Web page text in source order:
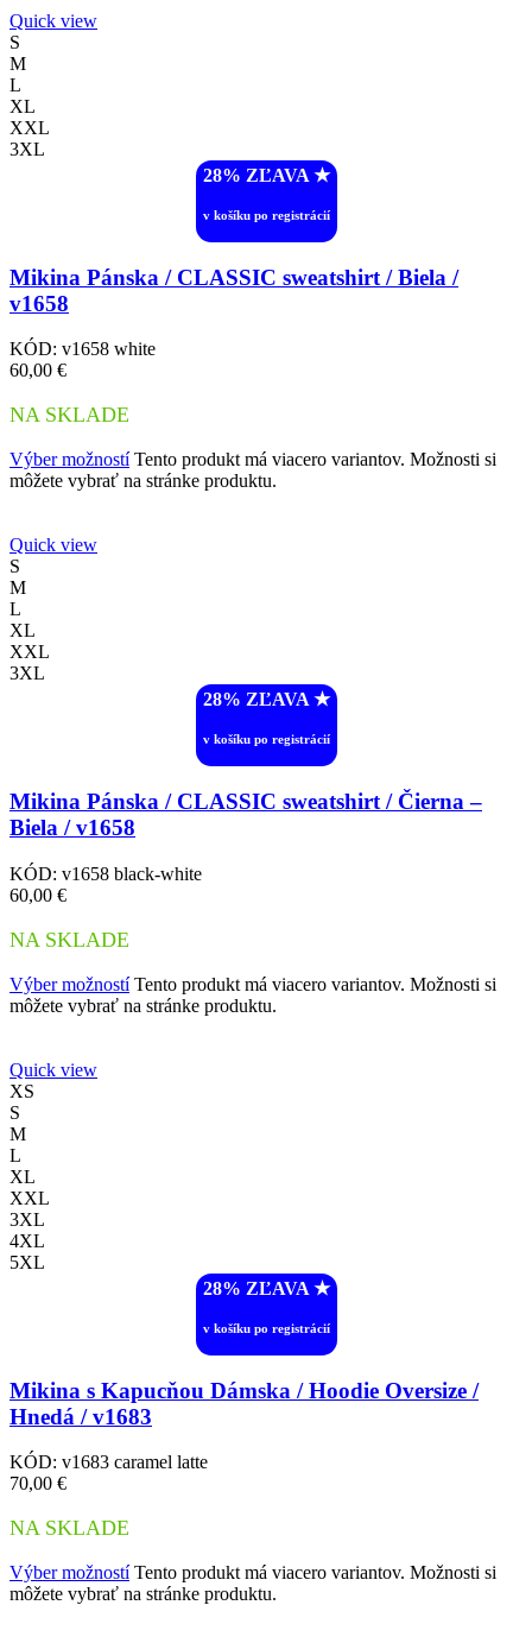
Quick view
S
M
L
XL
XXL
3XL
28% ZĽAVA ︎★
v košíku po registrácií
Mikina Pánska / CLASSIC sweatshirt / Biela /
v1658
KÓD: v1658 white
60,00 €
NA SKLADE
Výber možností Tento produkt má viacero variantov. Možnosti si
môžete vybrať na stránke produktu.
Quick view
S
M
L
XL
XXL
3XL
28% ZĽAVA ︎★
v košíku po registrácií
Mikina Pánska / CLASSIC sweatshirt / Čierna –
Biela / v1658
KÓD: v1658 black-white
60,00 €
NA SKLADE
Výber možností Tento produkt má viacero variantov. Možnosti si
môžete vybrať na stránke produktu.
Quick view
XS
S
M
L
XL
XXL
3XL
4XL
5XL
28% ZĽAVA ︎★
v košíku po registrácií
Mikina s Kapucňou Dámska / Hoodie Oversize /
Hnedá / v1683
KÓD: v1683 caramel latte
70,00 €
NA SKLADE
Výber možností Tento produkt má viacero variantov. Možnosti si
môžete vybrať na stránke produktu.